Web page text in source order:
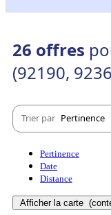
26 offres
(92190,
Trier par Pertinence
Pertinence
Date
Distance
Afficher la carte